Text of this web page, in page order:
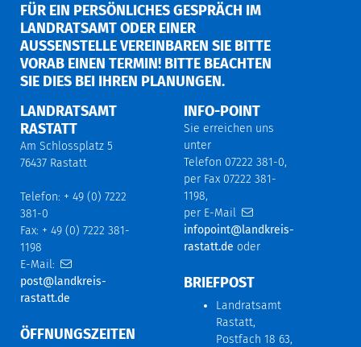
FÜR EIN PERSÖNLICHES GESPRÄCH IM
LANDRATSAMT ODER EINER
AUSSENSTELLE VEREINBAREN SIE BITTE V
ORAB EINEN TERMIN! BITTE BEACHTEN S
IE DIES BEI IHREN PLANUNGEN.
LANDRATSAMT
RASTATT
Am Schlossplatz 5
76437 Rastatt
Telefon: + 49 (0) 7222
381-0
Fax: + 49 (0) 7222 381-
1198
E-Mail:
post@landkreis-
rastatt.de
ÖFFNUNGSZEITEN
INFO-POINT
Sie erreichen uns
unter
Telefon 07222 381-0,
per Fax 07222 381-
1198,
per E-Mail
infopoint@landkreis-
rastatt.de oder
BRIEFPOST
Landratsamt
Rastatt,
Postfach 18 63,